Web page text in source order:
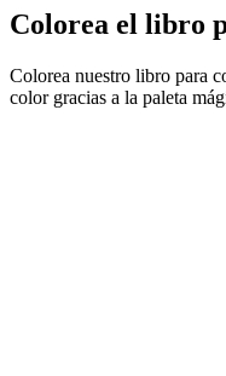
Colorea el libro
Colorea nuestro libro para
color gracias a la paleta